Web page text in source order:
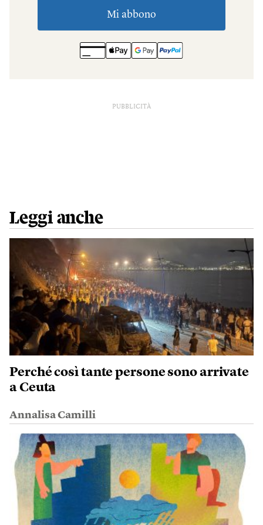
PUBBLICITÀ
Leggi anche
Perché così tante persone sono arrivate
a Ceuta
Annalisa Camilli